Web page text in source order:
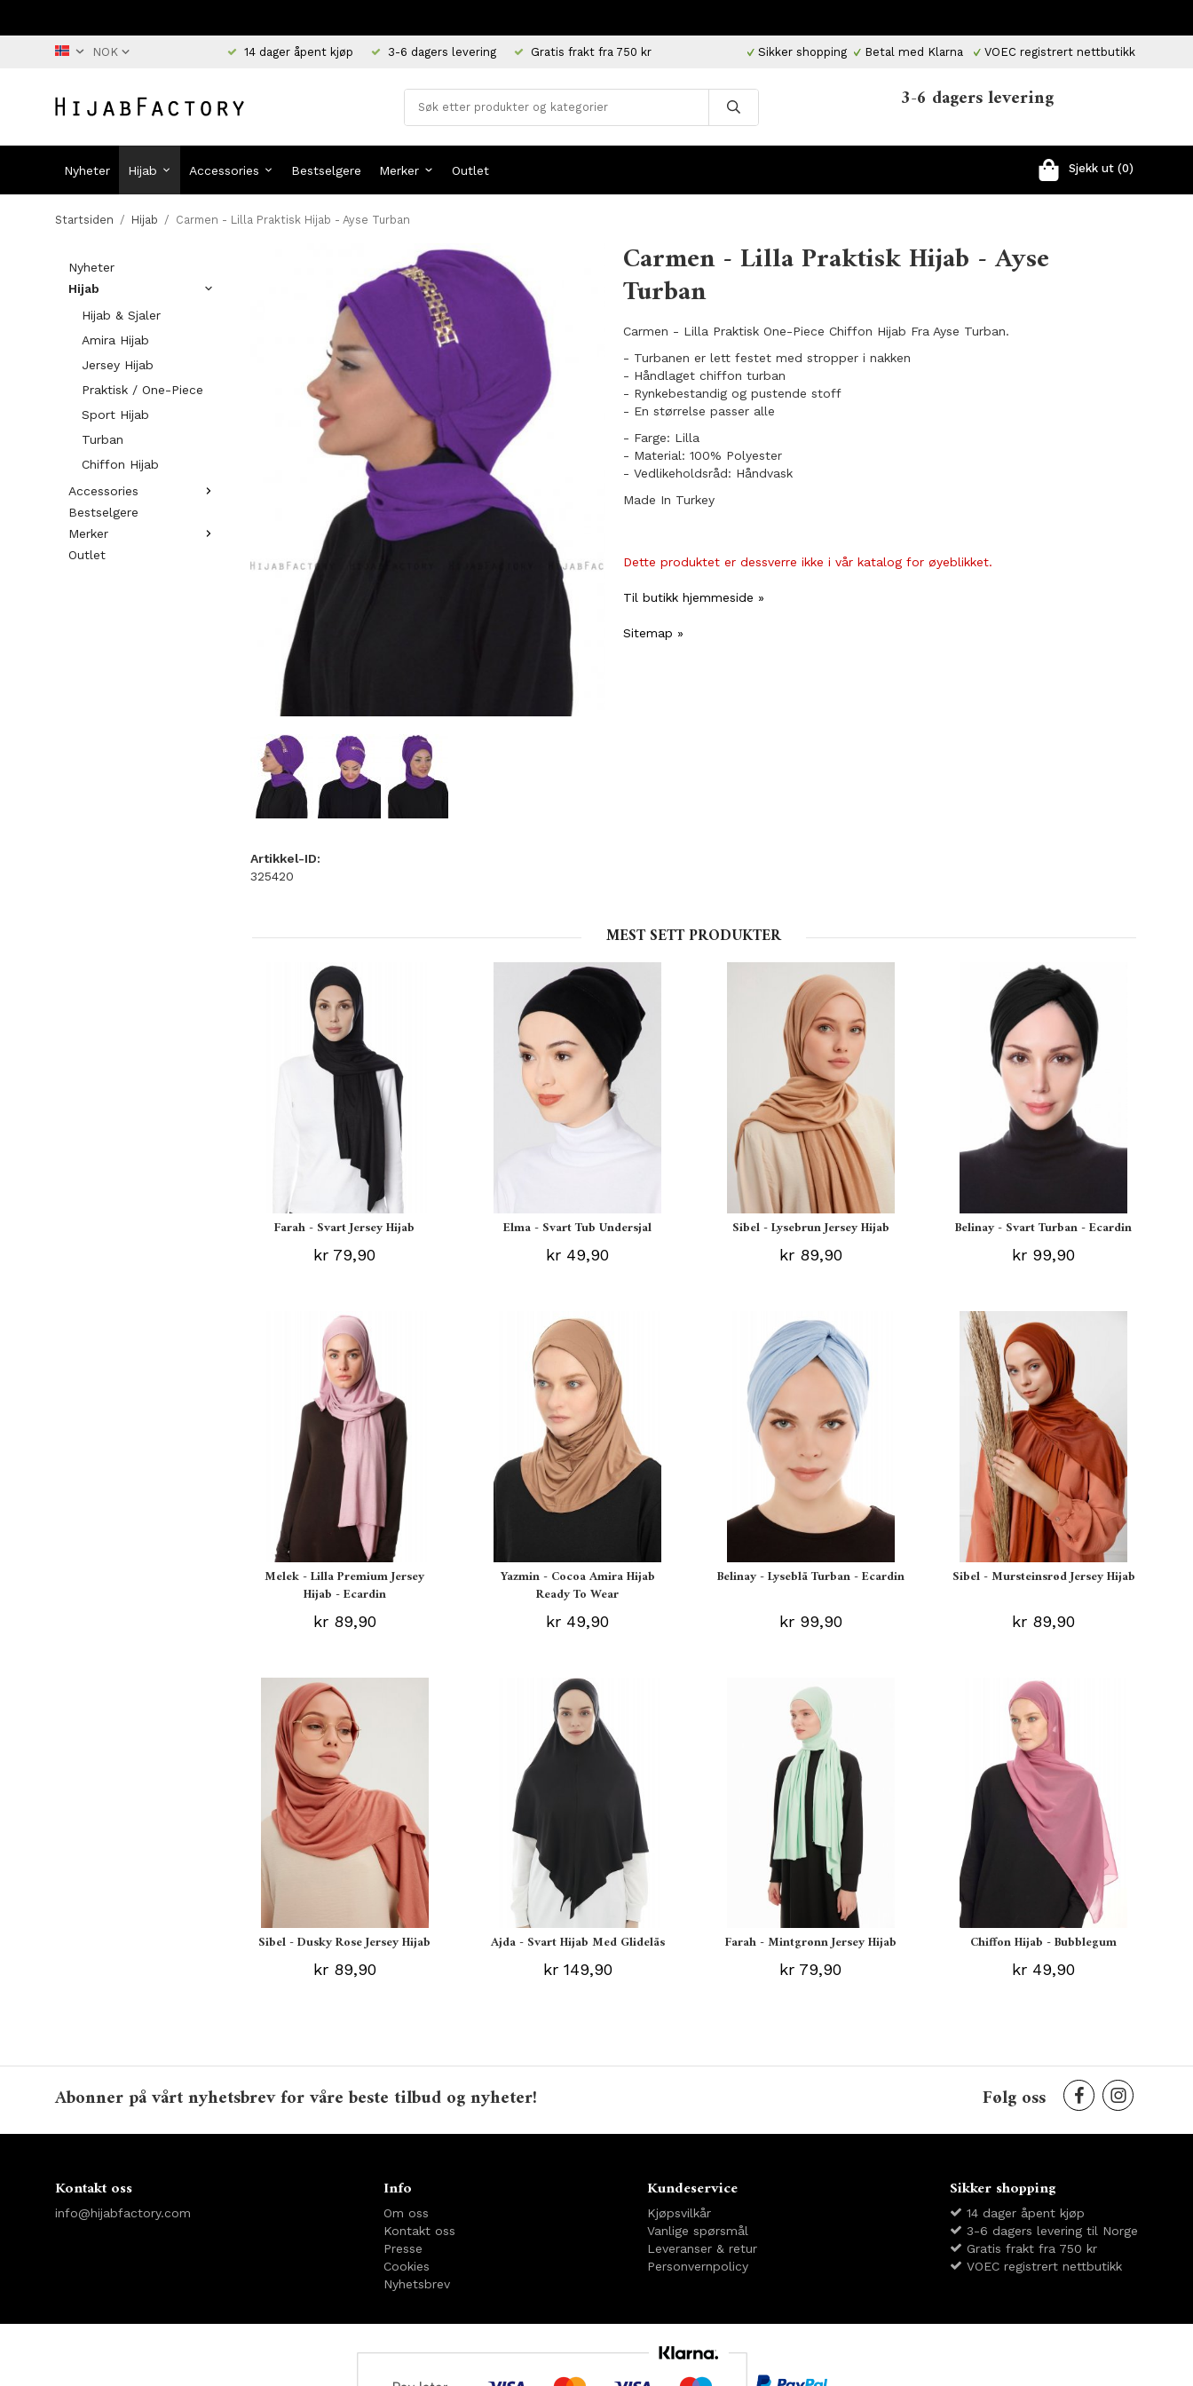
14 dager åpent kjøp 3-6 dagers levering Gratis frakt fra 750 kr Sikker shopping Betal med Klarna VOEC registrert nettbutikk
3-6 dagers levering
Nyheter Hijab Accessories Bestselgere Merker Outlet Sjekk ut (0)
Startsiden / Hijab / Carmen - Lilla Praktisk Hijab - Ayse Turban
Nyheter
Hijab
Hijab & Sjaler
Amira Hijab
Jersey Hijab
Praktisk / One-Piece
Sport Hijab
Turban
Chiffon Hijab
Accessories
Bestselgere
Merker
Outlet
Carmen - Lilla Praktisk Hijab - Ayse
Turban
Carmen - Lilla Praktisk One-Piece Chiffon Hijab Fra Ayse Turban.
- Turbanen er lett festet med stropper i nakken
- Håndlaget chiffon turban
- Rynkebestandig og pustende stoff
​- En størrelse passer alle
- Farge: Lilla
- Material: 100% Polyester
- Vedlikeholdsråd: Håndvask
Made In Turkey
Dette produktet er dessverre ikke i vår katalog for øyeblikket.
Til butikk hjemmeside »
Sitemap »
Artikkel-ID:
325420
MEST SETT PRODUKTER
Farah - Svart Jersey Hijab
kr 79,90
Elma - Svart Tub Undersjal
kr 49,90
Sibel - Lysebrun Jersey Hijab
kr 89,90
Belinay - Svart Turban - Ecardin
kr 99,90
Melek - Lilla Premium Jersey
Hijab - Ecardin
kr 89,90
Yazmin - Cocoa Amira Hijab
Ready To Wear
kr 49,90
Belinay - Lyseblå Turban - Ecardin
kr 99,90
Sibel - Mursteinsrød Jersey Hijab
kr 89,90
Sibel - Dusky Rose Jersey Hijab
kr 89,90
Ajda - Svart Hijab Med Glidelås
kr 149,90
Farah - Mintgrønn Jersey Hijab
kr 79,90
Chiffon Hijab - Bubblegum
kr 49,90
Abonner på vårt nyhetsbrev for våre beste tilbud og nyheter! Følg oss
Kontakt oss
info@hijabfactory.com
Info
Om oss
Kontakt oss
Presse
Cookies
Nyhetsbrev
Kundeservice
Kjøpsvilkår
Vanlige spørsmål
Leveranser & retur
Personvernpolicy
Sikker shopping
14 dager åpent kjøp
3-6 dagers levering til Norge
Gratis frakt fra 750 kr
VOEC registrert nettbutikk